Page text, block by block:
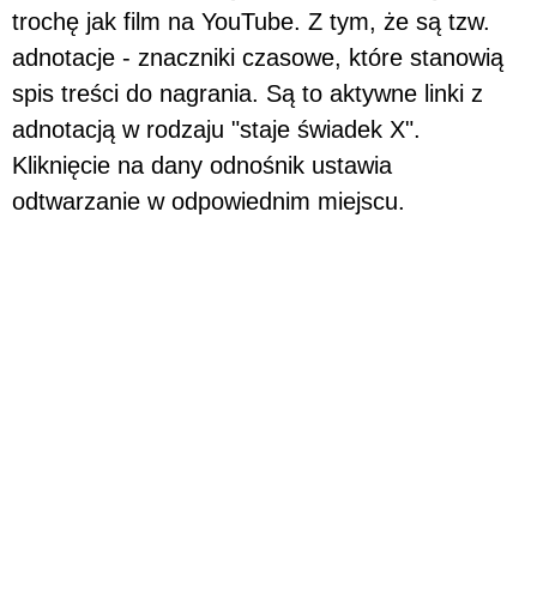
trochę jak film na YouTube. Z tym, że są tzw.
adnotacje - znaczniki czasowe, które stanowią
spis treści do nagrania. Są to aktywne linki z
adnotacją w rodzaju "staje świadek X".
Kliknięcie na dany odnośnik ustawia
odtwarzanie w odpowiednim miejscu.